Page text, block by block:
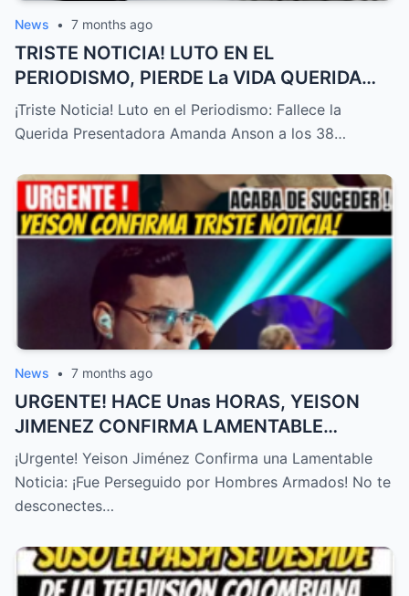
News • 7 months ago
TRISTE NOTICIA! LUTO EN EL
PERIODISMO, PIERDE La VIDA QUERIDA
PRESENTADORA HOY! – HTT
¡Triste Noticia! Luto en el Periodismo: Fallece la
Querida Presentadora Amanda Anson a los 38…
News • 7 months ago
URGENTE! HACE Unas HORAS, YEISON
JIMENEZ CONFIRMA LAMENTABLE
NOTICIA, NO LO ESPERABA,TRISTE
NOTICIA! – HTT
¡Urgente! Yeison Jiménez Confirma una Lamentable
Noticia: ¡Fue Perseguido por Hombres Armados! No te
desconectes…